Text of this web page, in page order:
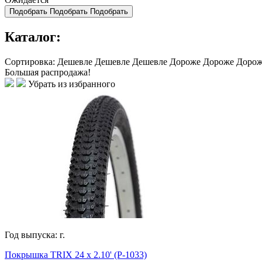
Подобрать Подобрать Подобрать
Каталог:
Сортировка: Дешевле Дешевле Дешевле Дороже Дороже
Большая распродажа!
Убрать из избранного
Год выпуска: г.
Покрышка TRIX 24 x 2.10' (P-1033)